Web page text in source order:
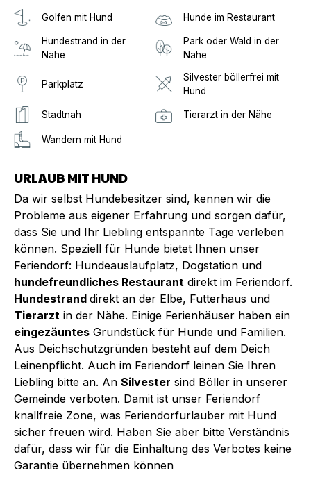
Golfen mit Hund Hunde im Restaurant
Hundestrand in der
Nähe
Park oder Wald in der
Nähe
Parkplatz
Silvester böllerfrei mit
Hund
Stadtnah Tierarzt in der Nähe
Wandern mit Hund
URLAUB MIT HUND
Da wir selbst Hundebesitzer sind, kennen wir die
Probleme aus eigener Erfahrung und sorgen dafür,
dass Sie und Ihr Liebling entspannte Tage verleben
können. Speziell für Hunde bietet Ihnen unser
Feriendorf: Hundeauslaufplatz, Dogstation und
hundefreundliches Restaurant direkt im Feriendorf.
Hundestrand direkt an der Elbe, Futterhaus und
Tierarzt in der Nähe. Einige Ferienhäuser haben ein
eingezäuntes Grundstück für Hunde und Familien.
Aus Deichschutzgründen besteht auf dem Deich
Leinenpflicht. Auch im Feriendorf leinen Sie Ihren
Liebling bitte an. An Silvester sind Böller in unserer
Gemeinde verboten. Damit ist unser Feriendorf
knallfreie Zone, was Feriendorfurlauber mit Hund
sicher freuen wird. Haben Sie aber bitte Verständnis
dafür, dass wir für die Einhaltung des Verbotes keine
Garantie übernehmen können